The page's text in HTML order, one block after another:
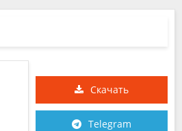
Скачать
Telegram